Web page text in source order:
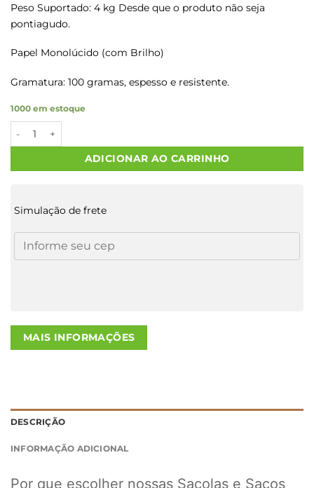
Peso Suportado: 4 kg Desde que o produto não seja
pontiagudo.
Papel Monolúcido (com Brilho)
Gramatura: 100 gramas, espesso e resistente.
1000 em estoque
Sacolas Papel Kraft COM CARINHO P/R Tam M2 25X14X34 20
ADICIONAR AO CARRINHO
Simulação de frete
MAIS INFORMAÇÕES
DESCRIÇÃO
INFORMAÇÃO ADICIONAL
Por que escolher nossas Sacolas e Sacos